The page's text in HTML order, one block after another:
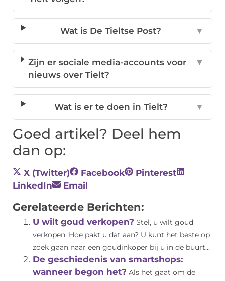
Wat is De Tieltse Post? ▼
Zijn er sociale media-accounts voor
nieuws over Tielt?
▼
Wat is er te doen in Tielt? ▼
Goed artikel? Deel hem
dan op:
X (Twitter) Facebook
Pinterest
LinkedIn
Email
Gerelateerde Berichten:
U wilt goud verkopen? Stel, u wilt goud
verkopen. Hoe pakt u dat aan? U kunt het beste op
zoek gaan naar een goudinkoper bij u in de buurt...
De geschiedenis van smartshops:
wanneer begon het? Als het gaat om de